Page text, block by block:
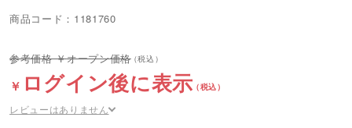
商品コード：1181760
オープン価格
ログイン後に表示
レビューはありません